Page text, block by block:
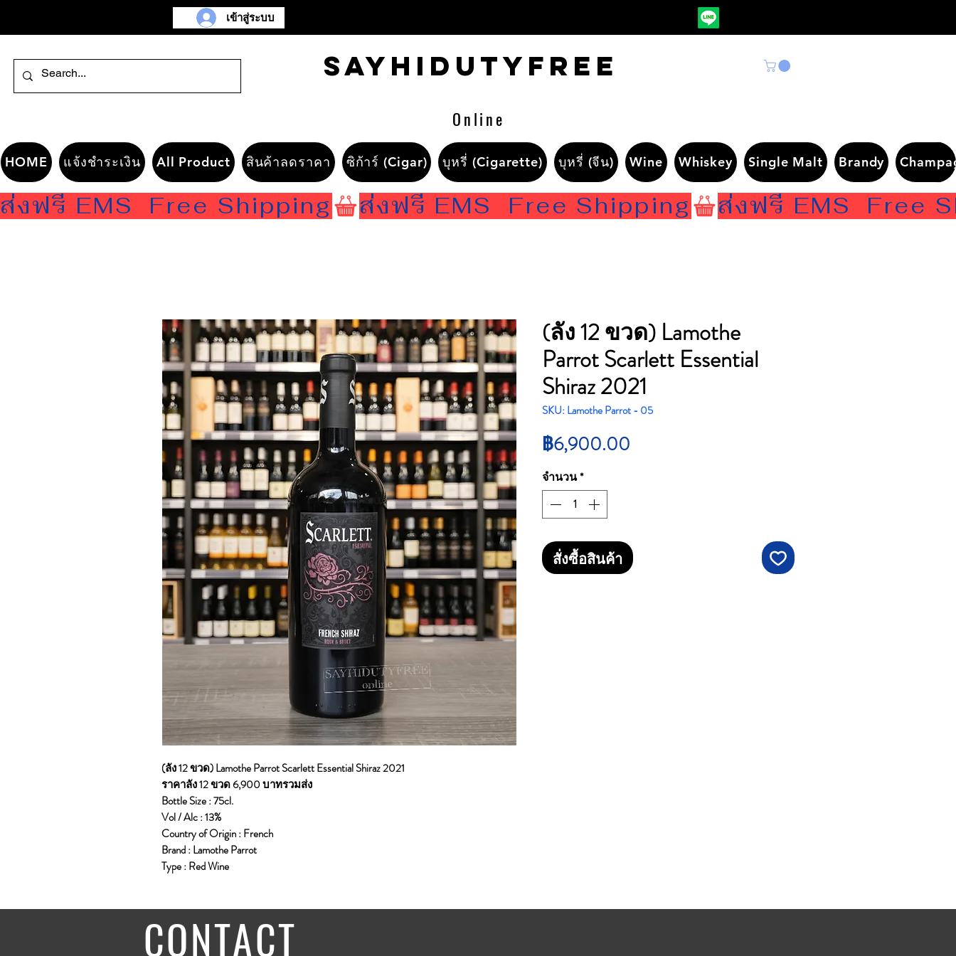
เข้าสู่ระบบ
Sayhidutyfree
Online
HOME แจ้งชำระเงิน All Product สินค้าลดราคา ซิก้าร์ (Cigar) บุหรี่ (Cigarette) บุหรี่ (จีน) Wine Whiskey Single Malt Brandy
ส่งฟรี EMS  Free Shipping
(ลัง 12 ขวด) Lamothe Parrot Scarlett Essential Shiraz 2021
ราคาลัง 12 ขวด 6,900 บาทรวมส่ง
Bottle Size : 75cl.
Vol / Alc : 13%
Country of Origin : French
Brand : Lamothe Parrot
Type : Red Wine
(ลัง 12 ขวด) Lamothe
Parrot Scarlett Essential
Shiraz 2021
SKU: Lamothe Parrot - 05
฿6,900.00
จำนวน*
สั่งซื้อสินค้า
CONTACT